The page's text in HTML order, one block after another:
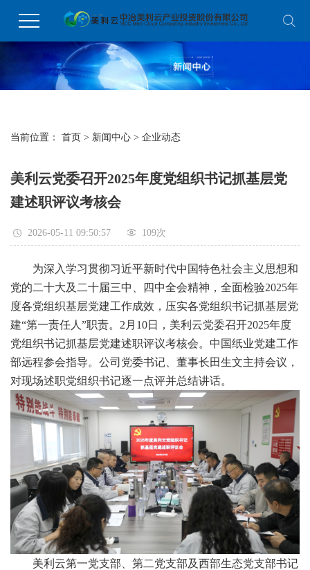
当前位置： 首页 > 新闻中心 > 企业动态
美利云党委召开2025年度党组织书记抓基层党
建述职评议考核会
2026-05-11 09:50:57 109次
为深入学习贯彻习近平新时代中国特色社会主义思想和
党的二十大及二十届三中、四中全会精神，全面检验2025年
度各党组织基层党建工作成效，压实各党组织书记抓基层党
建“第一责任人”职责。2月10日，美利云党委召开2025年度
党组织书记抓基层党建述职评议考核会。中国纸业党建工作
部远程参会指导。公司党委书记、董事长田生文主持会议，
对现场述职党组织书记逐一点评并总结讲话。
美利云第一党支部、第二党支部及西部生态党支部书记